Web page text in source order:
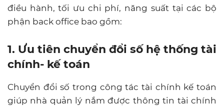
điều hành, tối ưu chi phí, năng suất tại các bộ
phận back office bao gồm:
1. Ưu tiên chuyển đổi số hệ thống tài
chính- kế toán
Chuyển đổi số trong công tác tài chính kế toán
giúp nhà quản lý nắm được thông tin tài chính